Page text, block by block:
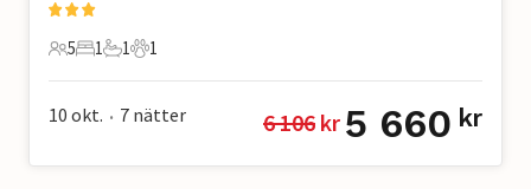
5 Gäster
5
1 Sovrum
1
1 Badrum
1
1 Husdjur
1
10 okt. • 7 nätter 6 106 kr 5 660 kr